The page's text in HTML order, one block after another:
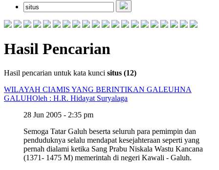
Hasil Pencarian
Hasil pencarian untuk kata kunci situs (12)
WILAYAH CIAMIS YANG BERINTIKAN GALEUHNA
GALUHOleh : H.R. Hidayat Suryalaga
28 Jun 2005 - 2:35 pm
Semoga Tatar Galuh beserta seluruh para pemimpin dan
penduduknya selalu mendapat kesejahteraan seperti yang
pernah dialami ketika Sang Prabu Niskala Wastu Kancana
(1371- 1475 M) memerintah di negeri Kawali - Galuh.